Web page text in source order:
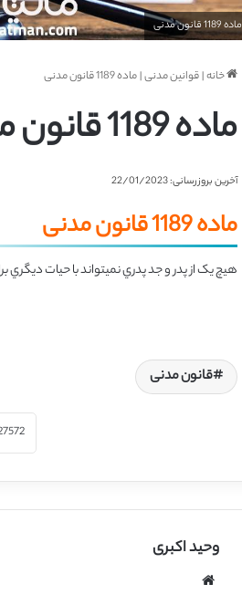
ماده 1189 قانون مدنی
خانه|قوانین مدنی|ماده 1189 قانون مدنی
ماده 1189 قانون مدنی
آخرین بروزرسانی: 22/01/2023
ماده 1189 قانون مدنی
هیچ یک از پدر و جد پدري نمیتواند با حیات
قانون مدنی
وحید اکبری